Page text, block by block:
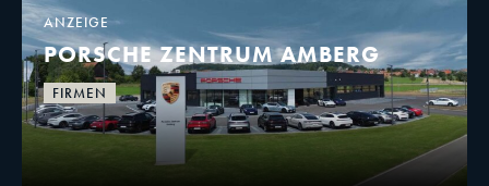
ANZEIGE
PORSCHE ZENTRUM AMBERG
FIRMEN